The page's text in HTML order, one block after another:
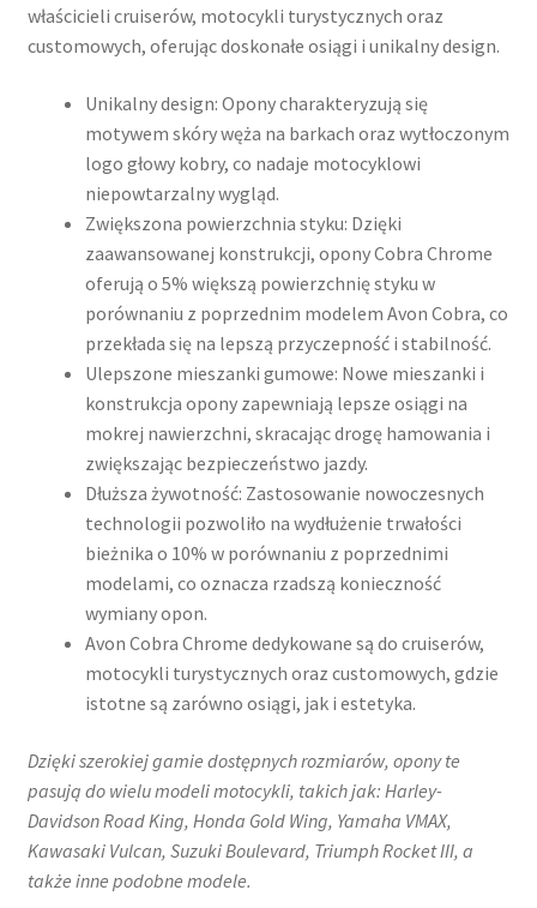
właścicieli cruiserów, motocykli turystycznych oraz
customowych, oferując doskonałe osiągi i unikalny design.​
Unikalny design: Opony charakteryzują się
motywem skóry węża na barkach oraz wytłoczonym
logo głowy kobry, co nadaje motocyklowi
niepowtarzalny wygląd.
Zwiększona powierzchnia styku: Dzięki
zaawansowanej konstrukcji, opony Cobra Chrome
oferują o 5% większą powierzchnię styku w
porównaniu z poprzednim modelem Avon Cobra, co
przekłada się na lepszą przyczepność i stabilność.
Ulepszone mieszanki gumowe: Nowe mieszanki i
konstrukcja opony zapewniają lepsze osiągi na
mokrej nawierzchni, skracając drogę hamowania i
zwiększając bezpieczeństwo jazdy.
Dłuższa żywotność: Zastosowanie nowoczesnych
technologii pozwoliło na wydłużenie trwałości
bieżnika o 10% w porównaniu z poprzednimi
modelami, co oznacza rzadszą konieczność
wymiany opon.
Avon Cobra Chrome dedykowane są do cruiserów,
motocykli turystycznych oraz customowych, gdzie
istotne są zarówno osiągi, jak i estetyka.
Dzięki szerokiej gamie dostępnych rozmiarów, opony te
pasują do wielu modeli motocykli, takich jak:​ Harley-
Davidson Road King, Honda Gold Wing, Yamaha VMAX,
Kawasaki Vulcan, Suzuki Boulevard, Triumph Rocket III, a
także inne podobne modele.